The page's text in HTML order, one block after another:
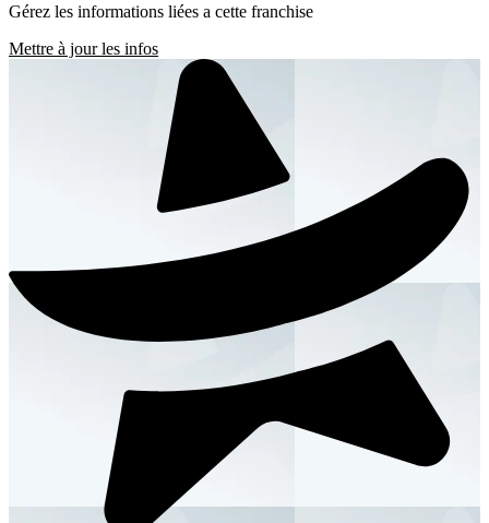
Gérez les informations liées a cette franchise
Mettre à jour les infos